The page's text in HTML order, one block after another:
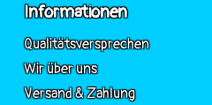
Informationen
Qualitätsversprechen
Wir über uns
Versand & Zahlung